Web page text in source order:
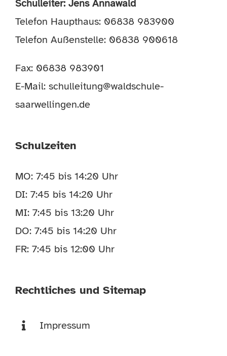
Schulleiter: Jens Annawald
Telefon Haupthaus: 06838 983900
Telefon Außenstelle: 06838 900618
Fax: 06838 983901
E-Mail: schulleitung@waldschule-
saarwellingen.de
Schulzeiten
MO: 7:45 bis 14:20 Uhr
DI: 7:45 bis 14:20 Uhr
MI: 7:45 bis 13:20 Uhr
DO: 7:45 bis 14:20 Uhr
FR: 7:45 bis 12:00 Uhr
Rechtliches und Sitemap
Impressum